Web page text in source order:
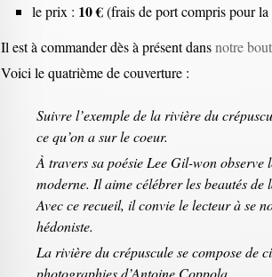
le prix : 10 €(frais de port compris pour
Il est à commander dès à présent dansnotre
Voici le quatrième de couverture :
Suivre l’exemple de la rivière du
ce qu’on a sur le coeur.
À travers sa poésie Lee Gil-won
moderne. Il aime célébrer les beautés de
Avec ce recueil, il convie le lecteur à se
hédoniste.
La rivière du crépuscule se compose de
photographies d’Antoine Coppola.